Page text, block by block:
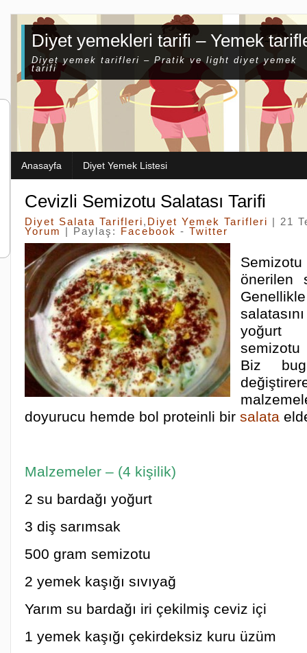
Diyet yemekleri tarifi – Yemek
Diyet yemek tarifleri – Pratik ve light diyet yemek
tarifi
Anasayfa Diyet Yemek Listesi
Cevizli Semizotu Salatası Tarifi
Diyet Salata Tarifleri, Diyet Yemek Tarifleri
| 21
Yorum
| Paylaş: Facebook - Twitter
Semizotu
önerilen
yoğurt
Biz
doyurucu hemde bol proteinli bir salata
Malzemeler – (4 kişilik)
2 su bardağı yoğurt
3 diş sarımsak
500 gram semizotu
2 yemek kaşığı sıvıyağ
Yarım su bardağı iri çekilmiş ceviz içi
1 yemek kaşığı çekirdeksiz kuru üzüm